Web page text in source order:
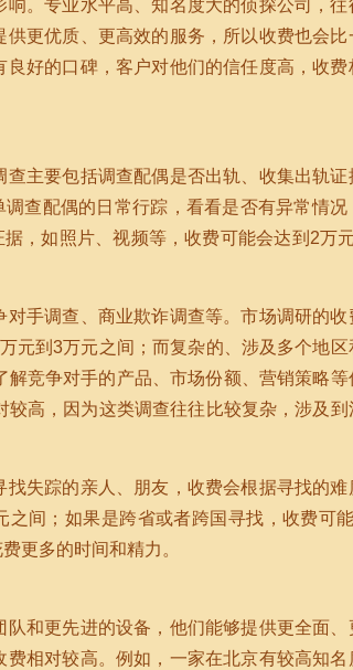
。专业水平高、知名度大的侦探公司，往
更优质、更高效的服务，所以收费也会比
好的口碑，客户对他们的信任度高，收费
主要包括调查配偶是否出轨、收集出轨证
查配偶的日常行踪，看看是否有异常情况
，如照片、视频等，收费可能会达到2万元
手调查、商业欺诈调查等。市场调研的收
元到3万元之间；而复杂的、涉及多个地区
竞争对手的产品、市场份额、营销策略等
高，因为这类调查往往比较复杂，涉及到
失踪的亲人、朋友，收费会根据寻找的难
间；如果是跨省或者跨国寻找，收费可
更多的时间和精力。
和更先进的设备，他们能够提供更全面、
相对较高。例如，一家在北京有较高知名